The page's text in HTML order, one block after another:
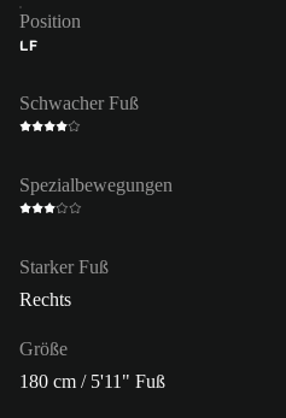
Position
LF
Schwacher Fuß
Spezialbewegungen
Starker Fuß
Rechts
Größe
180 cm / 5'11" Fuß